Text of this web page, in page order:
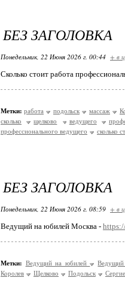
БЕЗ ЗАГОЛОВКА
Понедельник, 22 Июня 2026 г. 00:44 + в
Сколько стоит работа
Метки: работа подольск массаж
сколько
щелково ведущего
профессионального ведущего
сколько
БЕЗ ЗАГОЛОВКА
Понедельник, 22 Июня 2026 г. 08:59 + в
Ведущий на юбилей Москва -
Метки: Ведущий на юбилей
Королев
Щелково Подольск